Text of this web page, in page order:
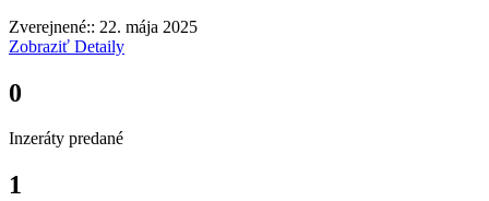
Zverejnené:: 22. mája 2025
Zobraziť Detaily
0
Inzeráty predané
1